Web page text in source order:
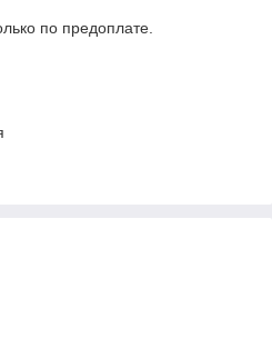
по предоплате.